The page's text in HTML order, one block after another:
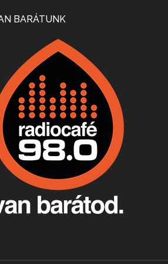
Apr 24, 2026 • 00:38:10
Villány, kékfrankos, Jackfall
Apr 17, 2026 • 00:35:38
Apr 9, 2026 • 00:37:17
BARÁTUNK